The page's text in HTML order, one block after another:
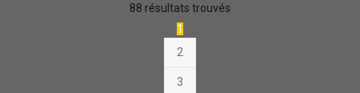
88 résultats trouvés
1
2
3